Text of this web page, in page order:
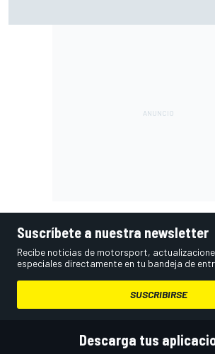
Suscríbete a nuestra newsletter
Recibe noticias de motorsport,
especiales directamente en tu bandeja de
SUSCRIBIRSE
Descarga tus